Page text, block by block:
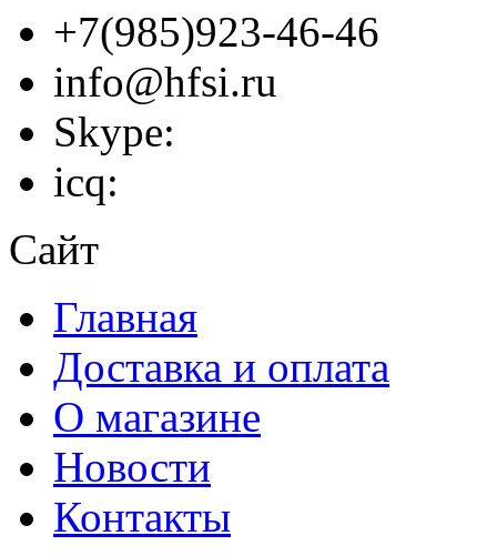
+7(985)923-46-46
info@hfsi.ru
Skype:
icq:
Сайт
Главная
Доставка и оплата
О магазине
Новости
Контакты